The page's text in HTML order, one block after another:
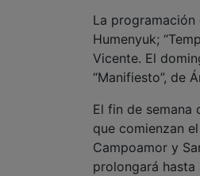
La programación
Humenyuk;
Vicente. El
“Manifiesto”, de
El fin de semana
que comienzan
Campoamor y
prolongará